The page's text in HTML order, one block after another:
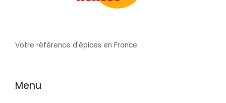
Votre référence d'épices en France
Menu